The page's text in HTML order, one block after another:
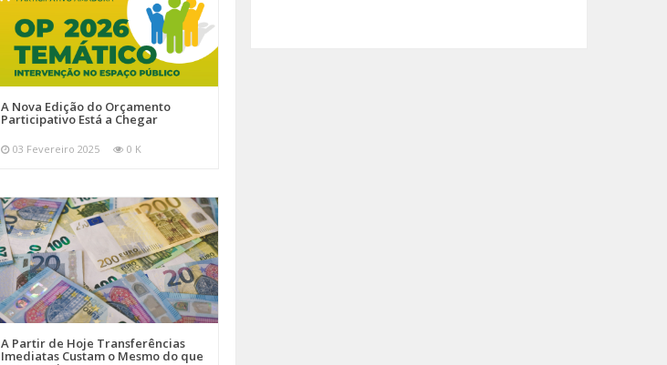
A Nova Edição do Orçamento
Participativo Está a Chegar
03 Fevereiro 2025 0 K
A Partir de Hoje Transferências
Imediatas Custam o Mesmo do que